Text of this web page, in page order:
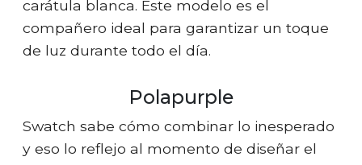
carátula blanca. Este modelo es el
compañero ideal para garantizar un toque
de luz durante todo el día.
Polapurple
Swatch sabe cómo combinar lo inesperado
y eso lo reflejo al momento de diseñar el